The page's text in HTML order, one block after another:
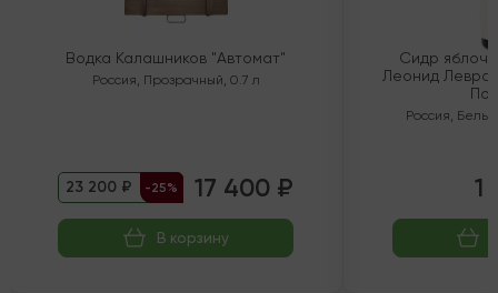
Водка Калашников "Автомат"
Россия, Прозрачный, 0.7 л
23 200 ₽ -25% 17 400 ₽
В корзину
Сидр
Леонид
Россия, Белый
1